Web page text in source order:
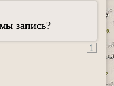
запись?
1